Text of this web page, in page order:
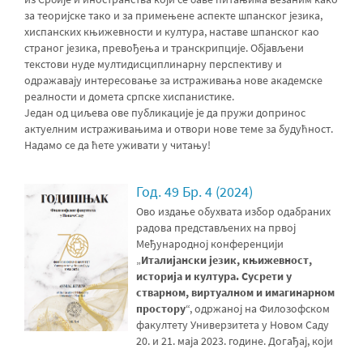
за теоријске тако и за примењене аспекте шпанског језика,
хиспанских књижевности и култура, наставе шпанског као
страног језика, превођења и транскрипције. Објављени
текстови нуде мултидисциплинарну перспективу и
одражавају интересовање за истраживања нове академске
реалности и домета српске хиспанистике.
Један од циљева ове публикације је да пружи допринос
актуелним истраживањима и отвори нове теме за будућност.
Надамо се да ћете уживати у читању!
Год. 49 Бр. 4 (2024)
Ово издање обухвата избор одабраних
радова представљених на првој
Међународној конференцији
„Италијански језик, књижевност,
историја и култура. Сусрети у
стварном, виртуалном и имагинарном
простору“, одржаној на Филозофском
факултету Универзитета у Новом Саду
20. и 21. маја 2023. године. Догађај, који